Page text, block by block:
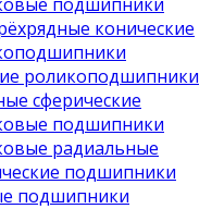
конические
роликоподшипники
сферические
подшипники
радиальные
подшипники
подшипники